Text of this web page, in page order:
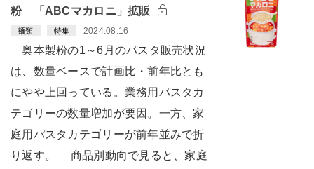
粉 「ABCマカロニ」拡販
麺類 特集 2024.08.16
奥本製粉の1～6月のパスタ販売状況
は、数量ベースで計画比・前年比とも
にやや上回っている。業務用パスタカ
テゴリーの数量増加が要因。一方、家
庭用パスタカテゴリーが前年並みで折
り返す。 商品別動向で見ると、家庭